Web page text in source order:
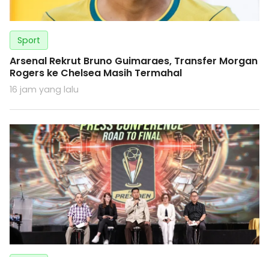
Sport
Arsenal Rekrut Bruno Guimaraes, Transfer Morgan
Rogers ke Chelsea Masih Termahal
16 jam yang lalu